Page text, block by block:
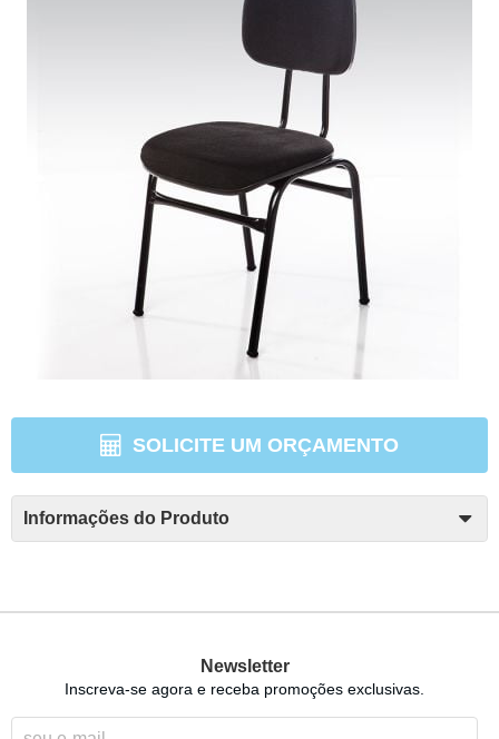
SOLICITE UM ORÇAMENTO
Informações do Produto
Newsletter
Inscreva-se agora e receba promoções exclusivas.